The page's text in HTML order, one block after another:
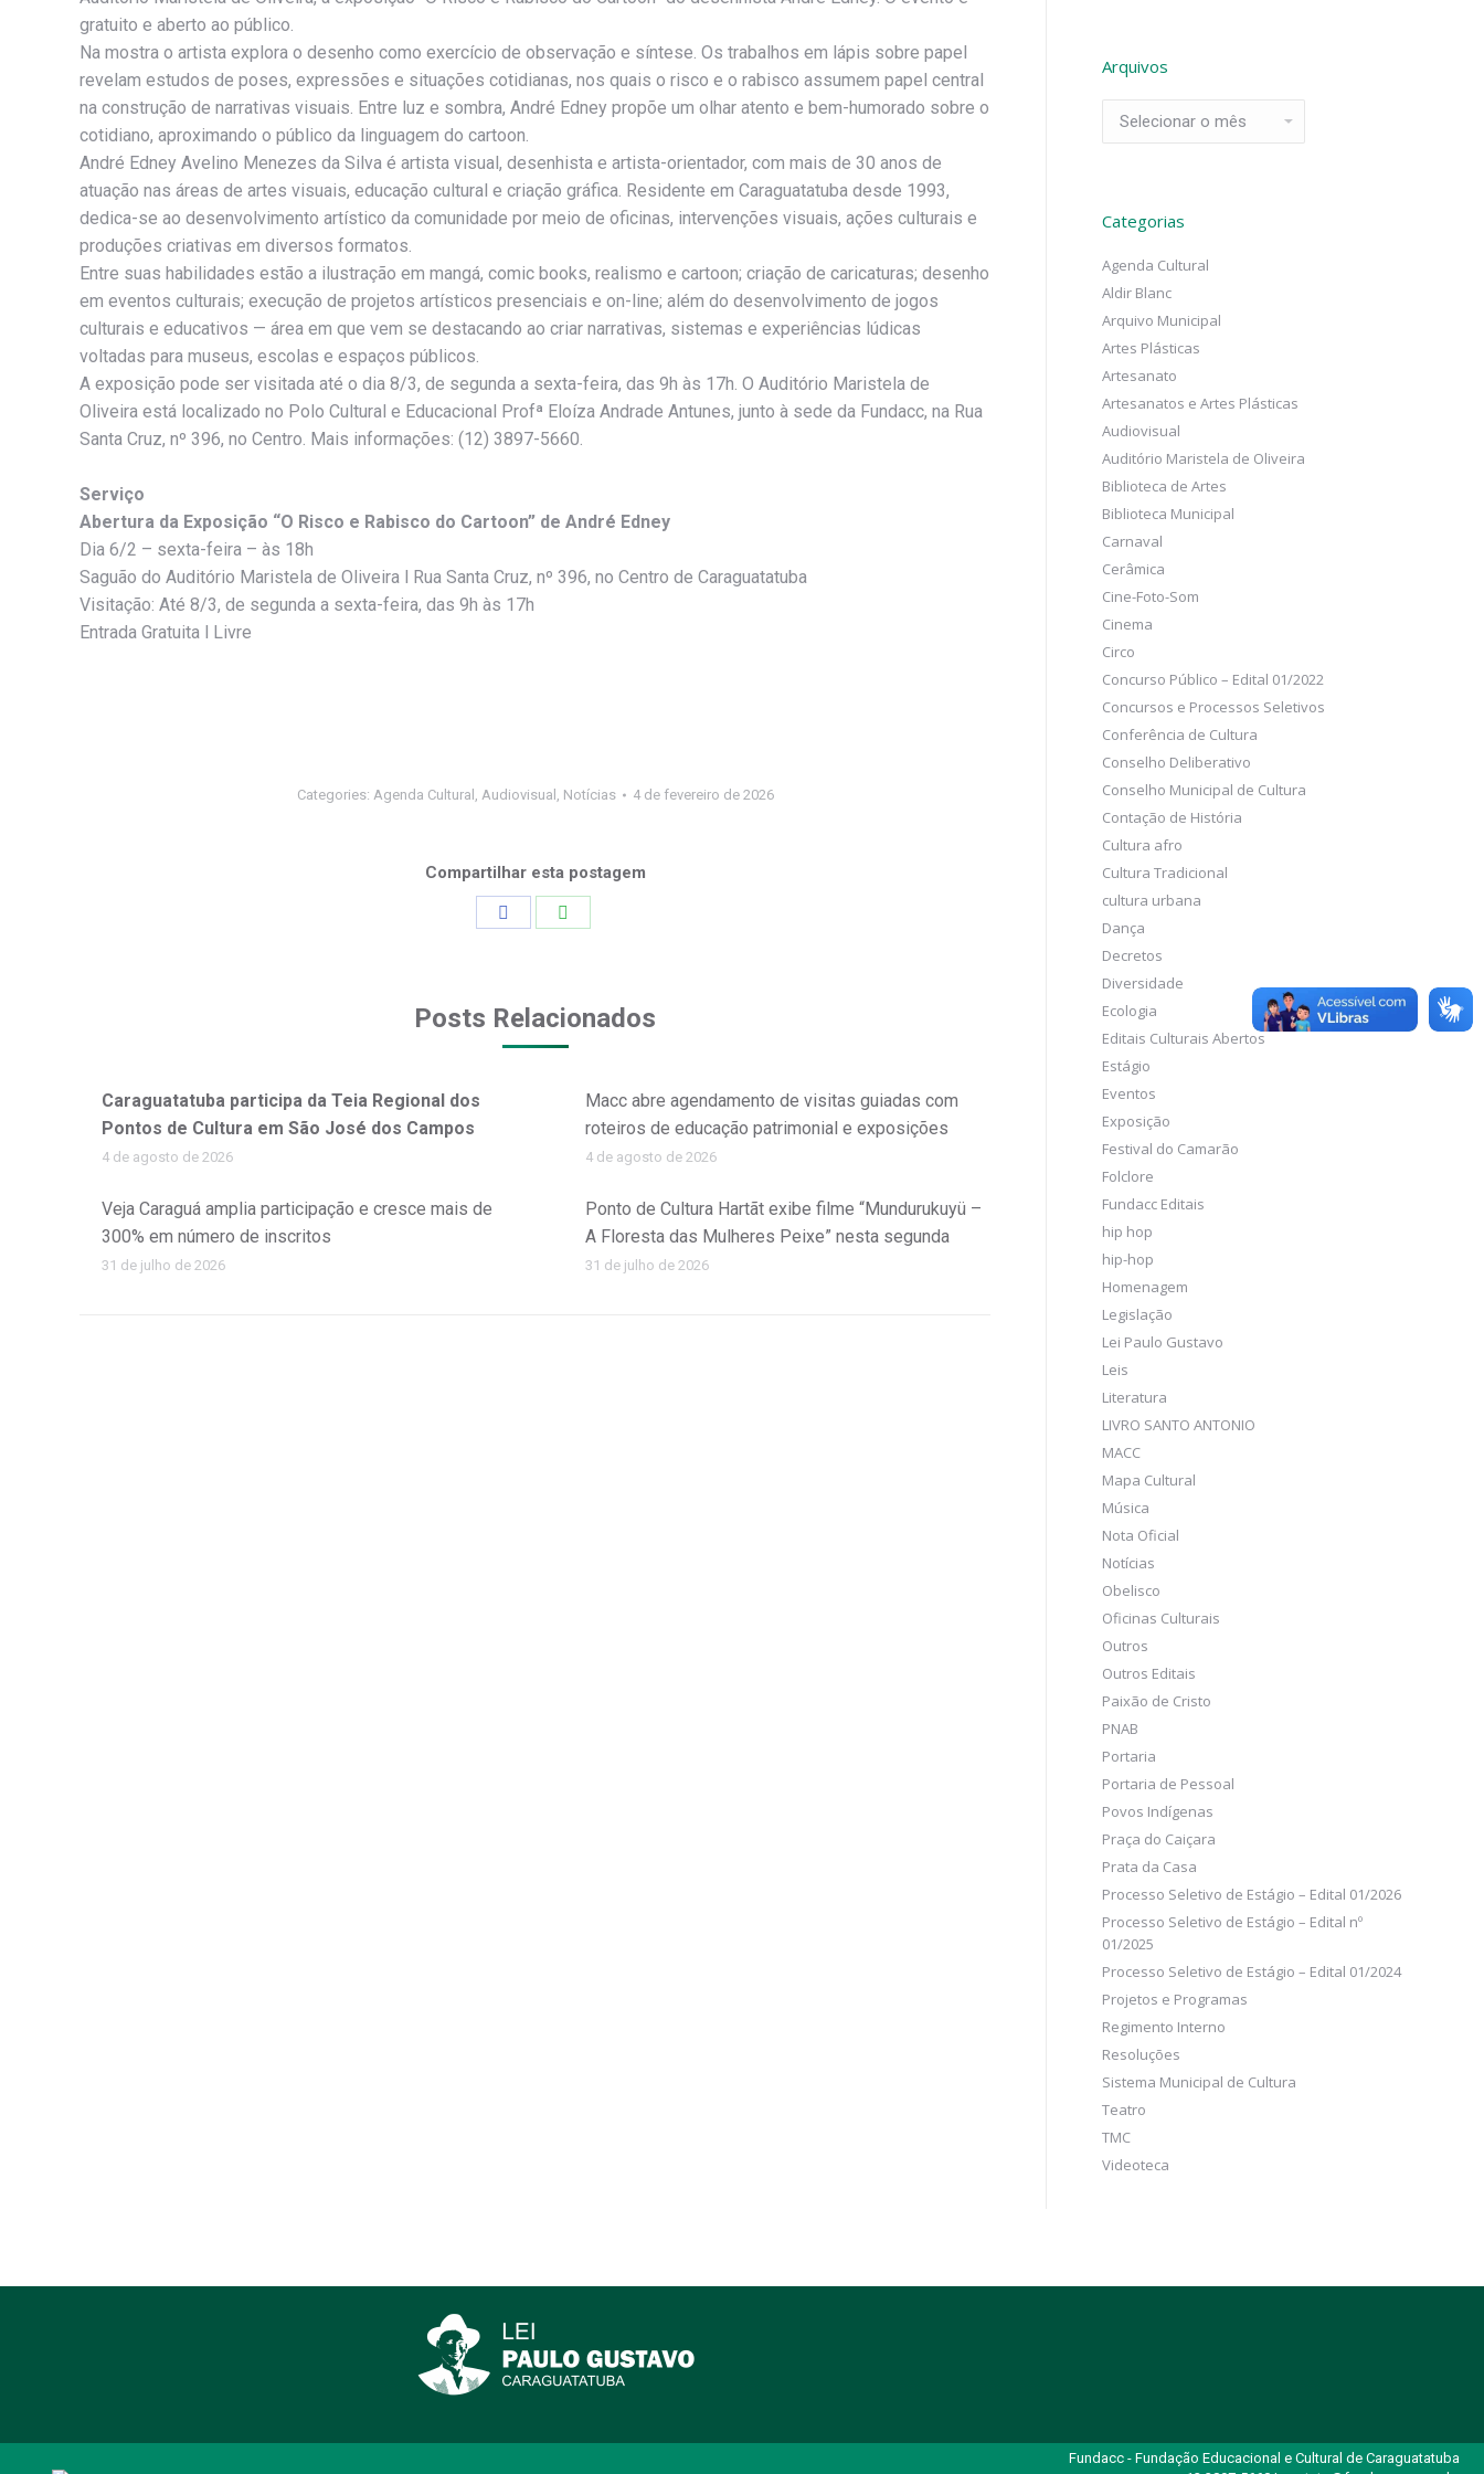
gratuito e aberto ao público.
Na mostra o artista explora o desenho como exercício de observação e síntese. Os trabalhos em lápis sobre papel
revelam estudos de poses, expressões e situações cotidianas, nos quais o risco e o rabisco assumem papel central
na construção de narrativas visuais. Entre luz e sombra, André Edney propõe um olhar atento e bem-humorado sobre o
cotidiano, aproximando o público da linguagem do cartoon.
André Edney Avelino Menezes da Silva é artista visual, desenhista e artista-orientador, com mais de 30 anos de
atuação nas áreas de artes visuais, educação cultural e criação gráfica. Residente em Caraguatatuba desde 1993,
dedica-se ao desenvolvimento artístico da comunidade por meio de oficinas, intervenções visuais, ações culturais e
produções criativas em diversos formatos.
Entre suas habilidades estão a ilustração em mangá, comic books, realismo e cartoon; criação de caricaturas; desenho
em eventos culturais; execução de projetos artísticos presenciais e on-line; além do desenvolvimento de jogos
culturais e educativos — área em que vem se destacando ao criar narrativas, sistemas e experiências lúdicas
voltadas para museus, escolas e espaços públicos.
A exposição pode ser visitada até o dia 8/3, de segunda a sexta-feira, das 9h às 17h. O Auditório Maristela de
Oliveira está localizado no Polo Cultural e Educacional Profª Eloíza Andrade Antunes, junto à sede da Fundacc, na Rua
Santa Cruz, nº 396, no Centro. Mais informações: (12) 3897-5660.
Serviço
Abertura da Exposição “O Risco e Rabisco do Cartoon” de André Edney
Dia 6/2 – sexta-feira – às 18h
Saguão do Auditório Maristela de Oliveira l Rua Santa Cruz, nº 396, no Centro de Caraguatatuba
Visitação: Até 8/3, de segunda a sexta-feira, das 9h às 17h
Entrada Gratuita l Livre
Categories: Agenda Cultural , Audiovisual , Notícias 4 de fevereiro de 2026
Compartilhar esta postagem
Posts Relacionados
Caraguatatuba participa da Teia Regional dos
Pontos de Cultura em São José dos Campos
4 de agosto de 2026
Macc abre agendamento de visitas guiadas com
roteiros de educação patrimonial e exposições
4 de agosto de 2026
Veja Caraguá amplia participação e cresce mais de
300% em número de inscritos
31 de julho de 2026
Ponto de Cultura Hartãt exibe filme “Mundurukuyü –
A Floresta das Mulheres Peixe” nesta segunda
31 de julho de 2026
Arquivos
Categorias
Agenda Cultural
Aldir Blanc
Arquivo Municipal
Artes Plásticas
Artesanato
Artesanatos e Artes Plásticas
Audiovisual
Auditório Maristela de Oliveira
Biblioteca de Artes
Biblioteca Municipal
Carnaval
Cerâmica
Cine-Foto-Som
Cinema
Circo
Concurso Público – Edital 01/2022
Concursos e Processos Seletivos
Conferência de Cultura
Conselho Deliberativo
Conselho Municipal de Cultura
Contação de História
Cultura afro
Cultura Tradicional
cultura urbana
Dança
Decretos
Diversidade
Ecologia
Editais Culturais Abertos
Estágio
Eventos
Exposição
Festival do Camarão
Folclore
Fundacc Editais
hip hop
hip-hop
Homenagem
Legislação
Lei Paulo Gustavo
Leis
Literatura
LIVRO SANTO ANTONIO
MACC
Mapa Cultural
Música
Nota Oficial
Notícias
Obelisco
Oficinas Culturais
Outros
Outros Editais
Paixão de Cristo
PNAB
Portaria
Portaria de Pessoal
Povos Indígenas
Praça do Caiçara
Prata da Casa
Processo Seletivo de Estágio – Edital 01/2026
Processo Seletivo de Estágio – Edital nº
01/2025
Processo Seletivo de Estágio – Edital 01/2024
Projetos e Programas
Regimento Interno
Resoluções
Sistema Municipal de Cultura
Teatro
TMC
Videoteca
Fundacc - Fundação Educacional e Cultural de Caraguatatuba